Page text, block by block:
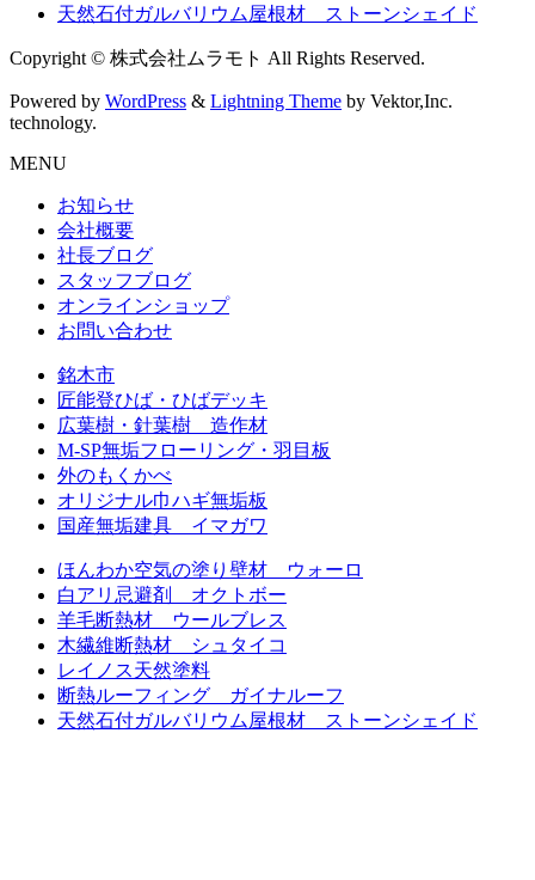
天然石付ガルバリウム屋根材 ストーンシェイド
Copyright © 株式会社ムラモト All Rights Reserved.
Powered by WordPress & Lightning Theme by Vektor,Inc.
technology.
MENU
お知らせ
会社概要
社長ブログ
スタッフブログ
オンラインショップ
お問い合わせ
銘木市
匠能登ひば・ひばデッキ
広葉樹・針葉樹 造作材
M-SP無垢フローリング・羽目板
外のもくかべ
オリジナル巾ハギ無垢板
国産無垢建具 イマガワ
ほんわか空気の塗り壁材 ウォーロ
白アリ忌避剤 オクトボー
羊毛断熱材 ウールブレス
木繊維断熱材 シュタイコ
レイノス天然塗料
断熱ルーフィング ガイナルーフ
天然石付ガルバリウム屋根材 ストーンシェイド